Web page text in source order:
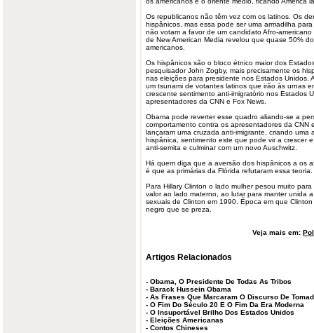
Os republicanos não têm vez com os latinos . Os
hispânicos, mas essa pode ser uma armadilha
não votam a favor de um candidato Afro-
de New American Media revelou que quase 50%
americanos.
Os hispânicos são o bloco étnico maior dos
pesquisador John Zogby, mais precisamente os
nas eleições para presidente nos Estados Unidos.
um tsunami de votantes latinos que irão às urnas
crescente sentimento anti-imigratório nos Estados
apresentadores da CNN e Fox News.
Obama pode reverter esse quadro aliando-se a
comportamento contra os apresentadores da CNN
lançaram uma cruzada anti-imigrante, criando uma
hispânica, sentimento este que pode vir a crescer
anti-semita e culminar com um novo Auschwitz.
Há quem diga que a aversão dos hispânicos a os
é que as primárias da Flórida refutaram essa teoria.
Para Hillary Clinton o lado mulher pesou muito
valor ao lado materno, ao lutar para manter unida
sexuais de Clinton em 1990. Época em que
negro que se preza.
Veja mais em:
Artigos Relacionados
- Obama, O Presidente De Todas As Tribos
- Barack Hussein Obama
- As Frases Que Marcaram O Discurso De
- O Fim Do Século 20 E O Fim Da Era Moderna
- O Insuportável Brilho Dos Estados Unidos
- Eleições Americanas
- Contos Chineses